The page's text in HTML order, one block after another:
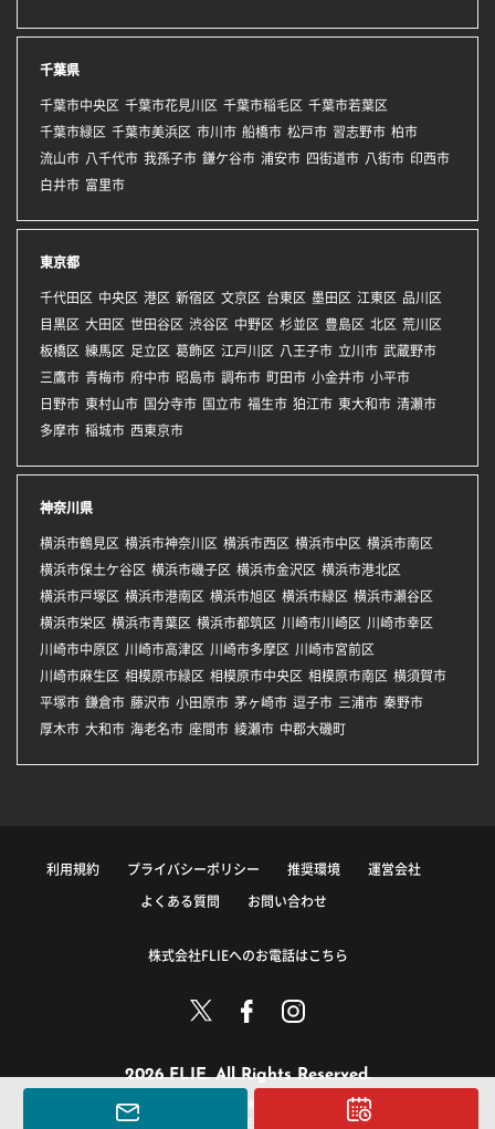
千葉県
千葉市中央区 千葉市花見川区 千葉市稲毛区 千葉市若葉区
千葉市緑区 千葉市美浜区 市川市 船橋市 松戸市 習志野市 柏市
流山市 八千代市 我孫子市 鎌ケ谷市 浦安市 四街道市 八街市 印西市
白井市 富里市
東京都
千代田区 中央区 港区 新宿区 文京区 台東区 墨田区 江東区 品川区
目黒区 大田区 世田谷区 渋谷区 中野区 杉並区 豊島区 北区 荒川区
板橋区 練馬区 足立区 葛飾区 江戸川区 八王子市 立川市 武蔵野市
三鷹市 青梅市 府中市 昭島市 調布市 町田市 小金井市 小平市
日野市 東村山市 国分寺市 国立市 福生市 狛江市 東大和市 清瀬市
多摩市 稲城市 西東京市
神奈川県
横浜市鶴見区 横浜市神奈川区 横浜市西区 横浜市中区 横浜市南区
横浜市保土ケ谷区 横浜市磯子区 横浜市金沢区 横浜市港北区
横浜市戸塚区 横浜市港南区 横浜市旭区 横浜市緑区 横浜市瀬谷区
横浜市栄区 横浜市青葉区 横浜市都筑区 川崎市川崎区 川崎市幸区
川崎市中原区 川崎市高津区 川崎市多摩区 川崎市宮前区
川崎市麻生区 相模原市緑区 相模原市中央区 相模原市南区 横須賀市
平塚市 鎌倉市 藤沢市 小田原市 茅ヶ崎市 逗子市 三浦市 秦野市
厚木市 大和市 海老名市 座間市 綾瀬市 中郡大磯町
利用規約 プライバシーポリシー 推奨環境 運営会社
よくある質問 お問い合わせ
株式会社FLIEへのお電話はこちら
2026 FLIE. All Rights Reserved.
このサイトに掲載している情報の無断転載を禁止します。
著作権は株式会社FLIEまたはその情報提供者に帰属します。